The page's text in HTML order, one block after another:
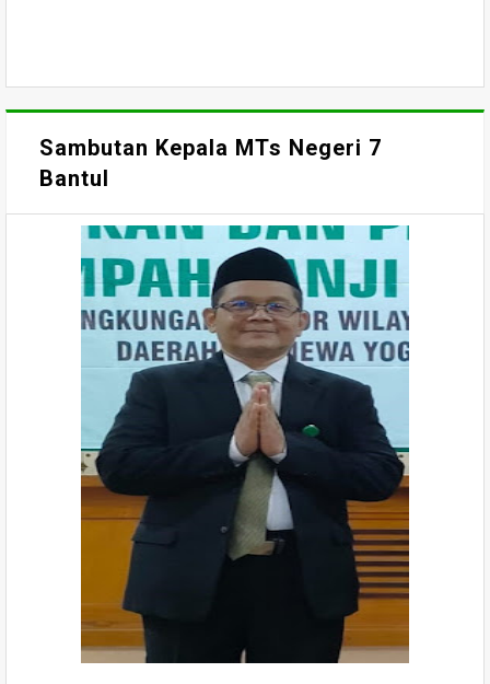
Sambutan Kepala MTs Negeri 7
Bantul